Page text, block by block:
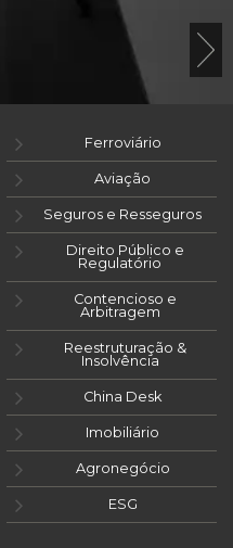
Ferroviário
Aviação
Seguros e Resseguros
Direito Público e
Regulatório
Contencioso e
Arbitragem
Reestruturação &
Insolvência
China Desk
Imobiliário
Agronegócio
ESG